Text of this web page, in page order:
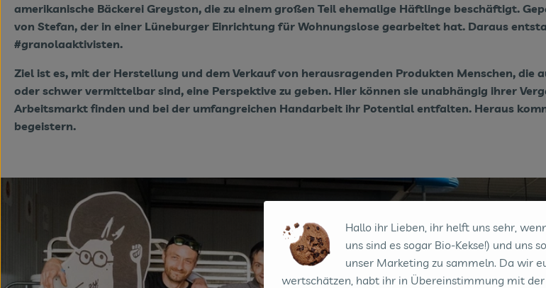
amerikanische Bäckerei Greyston, die zu einem großen Teil ehemalige Häftlinge beschäftigt.
von Stefan, der in einer Lüneburger Einrichtung für Wohnungslose gearbeitet hat. Daraus
#granolaaktivisten.
Ziel ist es, mit der Herstellung und dem Verkauf von herausragenden Produkten Menschen, die
oder schwer vermittelbar sind, eine Perspektive zu geben. Hier können sie unabhängig ihrer
Arbeitsmarkt finden und bei der umfangreichen Handarbeit ihr Potential entfalten. Heraus
begeistern.
Hallo ihr Lieben, ihr helft uns sehr,
uns sind es sogar Bio-Kekse!) und uns
unser Marketing zu sammeln. Da wir
wertschätzen, habt ihr in Übereinstimmung mit der